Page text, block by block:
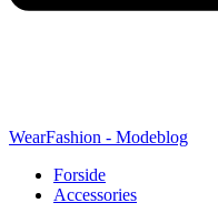
WearFashion - Modeblog
Forside
Accessories